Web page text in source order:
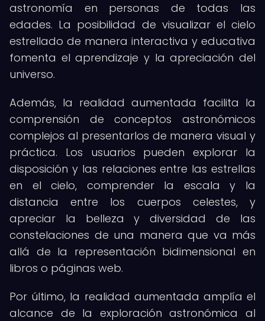
astronomía en personas de todas las
edades. La posibilidad de visualizar el cielo
estrellado de manera interactiva y educativa
fomenta el aprendizaje y la apreciación del
universo.
Además, la realidad aumentada facilita la
comprensión de conceptos astronómicos
complejos al presentarlos de manera visual y
práctica. Los usuarios pueden explorar la
disposición y las relaciones entre las estrellas
en el cielo, comprender la escala y la
distancia entre los cuerpos celestes, y
apreciar la belleza y diversidad de las
constelaciones de una manera que va más
allá de la representación bidimensional en
libros o páginas web.
Por último, la realidad aumentada amplía el
alcance de la exploración astronómica al